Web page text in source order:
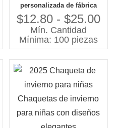
personalizada de fábrica
para niños, Color Beige
Chocolate, abrigo plisado
de estilo literario de
primavera para niñas
$12.80 - $25.00
Mín. Cantidad
Mínima: 100 piezas